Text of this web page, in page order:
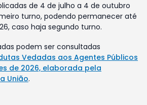
de 4 de julho a 4 de outubro
turno, podendo permanecer até
caso haja segundo turno.
podem ser consultadas
Vedadas aos Agentes Públicos
de 2026, elaborada pela
União.